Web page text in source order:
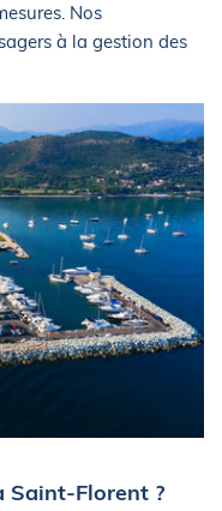
Nos
à la gestion des
Saint-Florent ?